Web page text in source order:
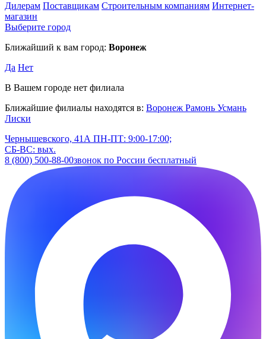
Дилерам Поставщикам Строительным компаниям Интернет-
магазин
Выберите город
Ближайший к вам город: Воронеж
Да Нет
В Вашем городе нет филиала
Ближайшие филиалы находятся в: Воронеж Рамонь Усмань
Лиски
Чернышевского, 41А ПН-ПТ: 9:00-17:00;
СБ-ВС: вых.
8 (800) 500-88-00звонок по России бесплатный